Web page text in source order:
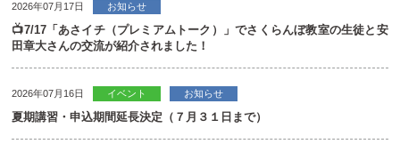
2026年07月17日 お知らせ
📺7/17「あさイチ（プレミアムトーク）」でさくらんぼ教室の生徒と安
田章大さんの交流が紹介されました！
2026年07月16日 イベント お知らせ
夏期講習・申込期間延長決定（７月３１日まで）